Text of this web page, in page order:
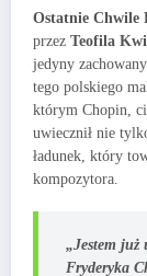
Ostatnie Chwile
przez Teofila
jedyny
tego polskiego
którym Chopin,
uwiecznił nie
ładunek, który
kompozytora.
„Jestem już
Fryderyka